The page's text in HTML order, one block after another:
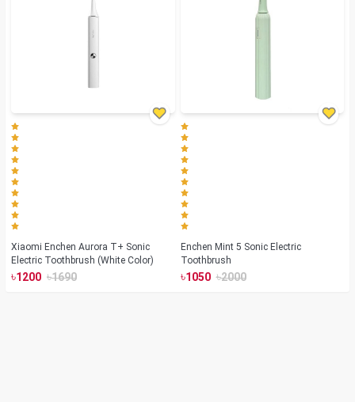
Xiaomi Enchen Aurora T+ Sonic
Electric Toothbrush (White Color)
৳1200 ৳1690
Enchen Mint 5 Sonic Electric
Toothbrush
৳1050 ৳2000